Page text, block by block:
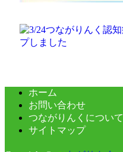
ホーム
お問い合わせ
つながりんくについて
サイトマップ